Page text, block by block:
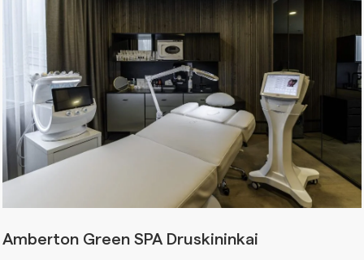
Amberton Green SPA Druskininkai